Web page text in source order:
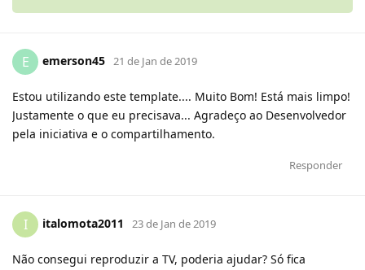
E emerson45 21 de Jan de 2019
Estou utilizando este template.... Muito Bom! Está mais limpo!
Justamente o que eu precisava... Agradeço ao Desenvolvedor
pela iniciativa e o compartilhamento.
Responder
I italomota2011 23 de Jan de 2019
Não consegui reproduzir a TV, poderia ajudar? Só fica